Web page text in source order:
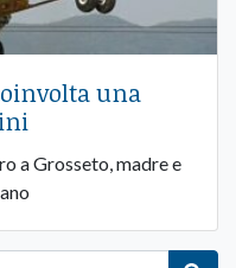
una
a Grosseto, madre e